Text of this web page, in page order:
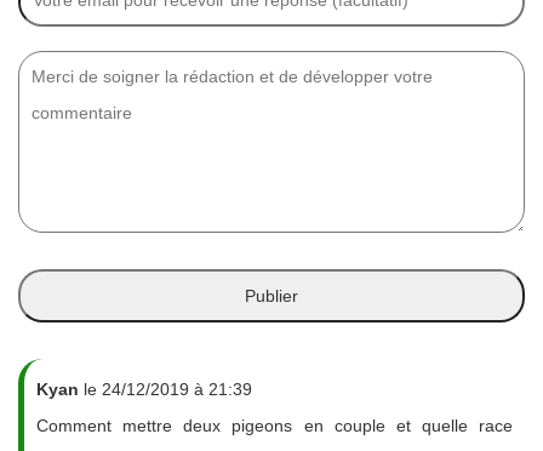
Kyan le 24/12/2019 à 21:39
Comment mettre deux pigeons en couple et quelle race